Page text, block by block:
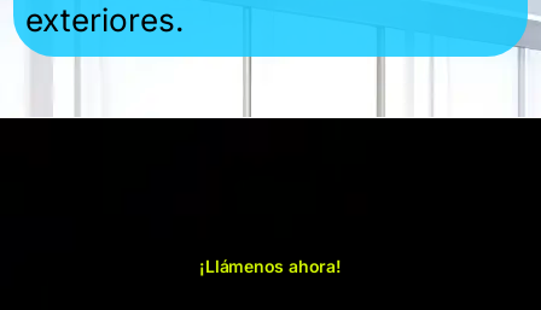
exteriores.
¡Llámenos ahora!